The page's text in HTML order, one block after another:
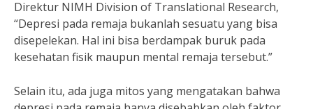
Direktur NIMH Division of Translational Research,
“Depresi pada remaja bukanlah sesuatu yang bisa
disepelekan. Hal ini bisa berdampak buruk pada
kesehatan fisik maupun mental remaja tersebut.”
Selain itu, ada juga mitos yang mengatakan bahwa